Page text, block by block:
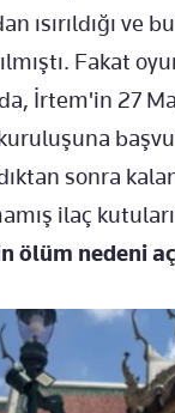
ısırıldığı ve
Fakat
İrtem'in 27
sonra
ilaç
ölüm nedeni